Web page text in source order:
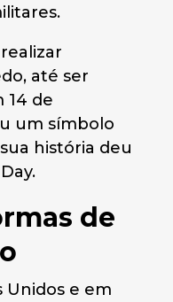
até ser
14 de
um símbolo
história deu
de
Unidos e em